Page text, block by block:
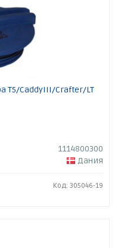
T5/CaddyIII/Crafter/LT
1114800300
Дания
Код: 305046-19